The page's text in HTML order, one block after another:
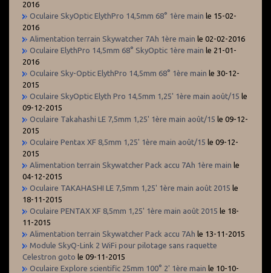
2016
Oculaire SkyOptic ElythPro 14,5mm 68° 1ère main le 15-02-
2016
Alimentation terrain Skywatcher 7Ah 1ère main le 02-02-2016
Oculaire ElythPro 14,5mm 68° SkyOptic 1ère main le 21-01-
2016
Oculaire Sky-Optic ElythPro 14,5mm 68° 1ère main le 30-12-
2015
Oculaire SkyOptic Elyth Pro 14,5mm 1,25' 1ère main août/15 le
09-12-2015
Oculaire Takahashi LE 7,5mm 1,25' 1ère main août/15 le 09-12-
2015
Oculaire Pentax XF 8,5mm 1,25' 1ère main août/15 le 09-12-
2015
Alimentation terrain Skywatcher Pack accu 7Ah 1ère main le
04-12-2015
Oculaire TAKAHASHI LE 7,5mm 1,25' 1ère main août 2015 le
18-11-2015
Oculaire PENTAX XF 8,5mm 1,25' 1ère main août 2015 le 18-
11-2015
Alimentation terrain Skywatcher Pack accu 7Ah le 13-11-2015
Module SkyQ-Link 2 WiFi pour pilotage sans raquette
Celestron goto le 09-11-2015
Oculaire Explore scientific 25mm 100° 2' 1ère main le 10-10-